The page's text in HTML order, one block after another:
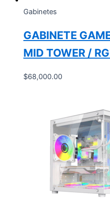
Gabinetes
GABINETE
MID TOWER /
$68,000.00